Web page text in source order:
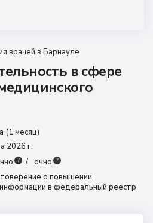
дистанционного обучения
врачей в Барнауле
в сфере
(1 месяц)
2026 г.
? очно ?
о повышении
в федеральный реестр